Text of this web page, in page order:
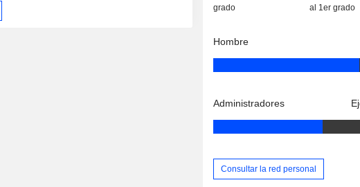
grado
al 1er grado
Hombre
Administradores
Consultar la red personal